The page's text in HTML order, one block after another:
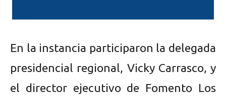
En la instancia participaron la delegada
presidencial regional, Vicky Carrasco, y
el director ejecutivo de Fomento Los